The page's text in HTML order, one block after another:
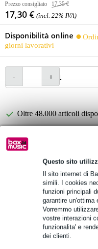
Questo sito
Il sito internet di
simili. I cookies
funzioni principali
garantire un'ottima
Vorremmo
vostre interazioni
funzionalita' e
dei clienti.
Prezzo consigliato 17,35 €
17,30 € (incl. 22% IVA)
Disponibilità online
giorni lavorativi
Oltre 48.000 articoli
Informazioni sul
Inclusi nella fornitura: 1x
gamma completa
numero di registrazione
Specifiche complete